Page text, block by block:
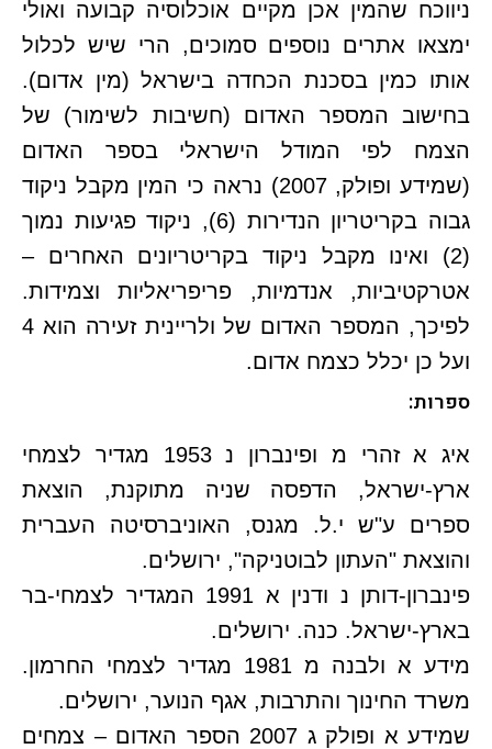
ניווכח שהמין אכן מקיים אוכלוסיה קבועה ואולי
ימצאו אתרים נוספים סמוכים, הרי שיש לכלול
אותו כמין בסכנת הכחדה בישראל (מין אדום).
בחישוב המספר האדום (חשיבות לשימור) של
הצמח לפי המודל הישראלי בספר האדום
(שמידע ופולק, 2007) נראה כי המין מקבל ניקוד
גבוה בקריטריון הנדירות (6), ניקוד פגיעות נמוך
(2) ואינו מקבל ניקוד בקריטריונים האחרים –
אטרקטיביות, אנדמיות, פריפריאליות וצמידות.
לפיכך, המספר האדום של ולריינית זעירה הוא 4
ועל כן יכלל כצמח אדום.
ספרות:
איג א זהרי מ ופינברון נ 1953 מגדיר לצמחי
ארץ-ישראל, הדפסה שניה מתוקנת, הוצאת
ספרים ע"ש י.ל. מגנס, האוניברסיטה העברית
והוצאת "העתון לבוטניקה", ירושלים.
פינברון-דותן נ ודנין א 1991 המגדיר לצמחי-בר
בארץ-ישראל. כנה. ירושלים.
מידע א ולבנה מ 1981 מגדיר לצמחי החרמון.
משרד החינוך והתרבות, אגף הנוער, ירושלים.
שמידע א ופולק ג 2007 הספר האדום – צמחים